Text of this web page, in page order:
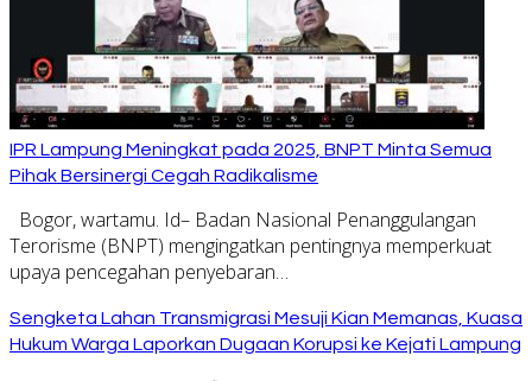
IPR Lampung Meningkat pada 2025, BNPT Minta Semua
Pihak Bersinergi Cegah Radikalisme
Bogor, wartamu. Id– Badan Nasional Penanggulangan
Terorisme (BNPT) mengingatkan pentingnya memperkuat
upaya pencegahan penyebaran…
Sengketa Lahan Transmigrasi Mesuji Kian Memanas, Kuasa
Hukum Warga Laporkan Dugaan Korupsi ke Kejati Lampung